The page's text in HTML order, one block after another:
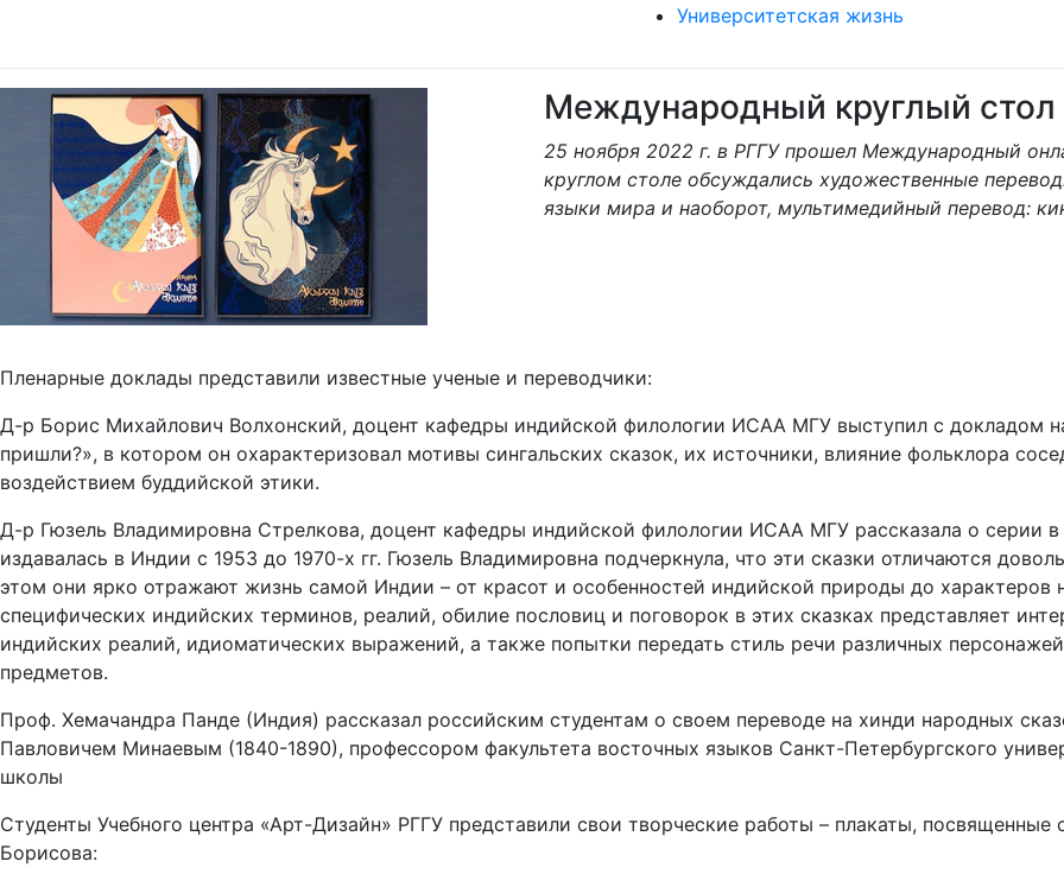
Университетская жизнь
Международный круглый
25 ноября 2022 г. в РГГУ прошел Международный
круглом столе обсуждались художественные
языки мира и наоборот, мультимедийный перевод:
Пленарные доклады представили известные ученые и переводчики:
Д-р Борис Михайлович Волхонский, доцент кафедры индийской филологии ИСАА МГУ выступил с докладом
пришли?», в котором он охарактеризовал мотивы сингальских сказок, их источники, влияние фольклора
воздействием буддийской этики.
Д-р Гюзель Владимировна Стрелкова, доцент кафедры индийской филологии ИСАА МГУ рассказала о серии
издавалась в Индии с 1953 до 1970-х гг. Гюзель Владимировна подчеркнула, что эти сказки отличаются
этом они ярко отражают жизнь самой Индии – от красот и особенностей индийской природы до
специфических индийских терминов, реалий, обилие пословиц и поговорок в этих сказках представляет
индийских реалий, идиоматических выражений, а также попытки передать стиль речи различных
предметов.
Проф. Хемачандра Панде (Индия) рассказал российским студентам о своем переводе на хинди народных
Павловичем Минаевым (1840-1890), профессором факультета восточных языков Санкт-Петербургского
школы
Студенты Учебного центра «Арт-Дизайн» РГГУ представили свои творческие работы – плакаты,
Борисова: